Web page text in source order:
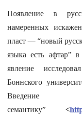
Появление в
намеренных
пласт — “новый
языка есть афтар”
явление
Боннского
семантику” <